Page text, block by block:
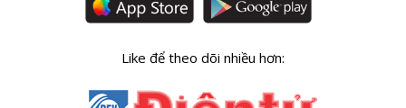
Like để theo dõi nhiều hơn: